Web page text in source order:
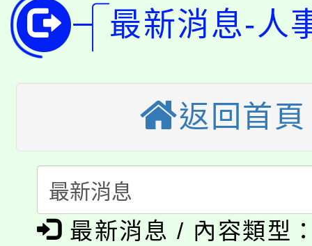
開!
115年桃園市運動會8/
田徑場及游泳池舉行。
桃園市低收入戶享有免
視費優惠，中低收入戶
半價優惠，詳情可洽有
者。
大園自造教育及科技中
份教師增能研習
大溪自造教育及科技
份教師研習
淨零綠生活教案入校路
會
115年食農教育專業人
程
「本色祭」8/29、30在
最新消息-人
返回首頁
最新消息 / 內容類型